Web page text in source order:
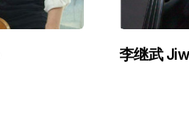
李继武